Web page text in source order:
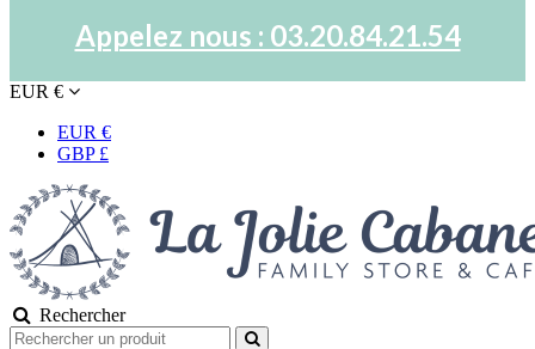
Appelez nous : 03.20.84.21.54
EUR €
EUR €
GBP £
Rechercher